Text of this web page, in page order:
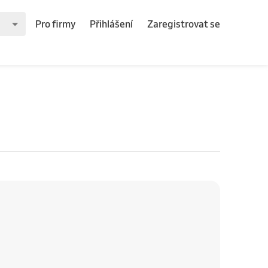
Pro firmy Přihlášení Zaregistrovat se